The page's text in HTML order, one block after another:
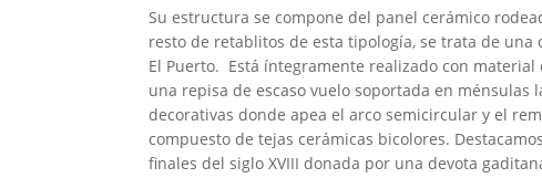
Su estructura se compone del panel cerámico
resto de retablitos de esta tipología, se trata de
El Puerto. Está íntegramente realizado con
una repisa de escaso vuelo soportada en
decorativas donde apea el arco semicircular y el
compuesto de tejas cerámicas bicolores.
finales del siglo XVIII donada por una devota